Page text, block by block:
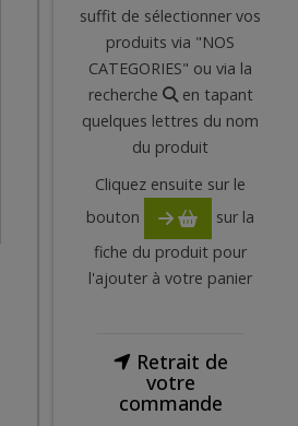
suffit de sélectionner vos
produits via "NOS
CATEGORIES" ou via la
recherche
en tapant
quelques lettres du nom
du produit
Cliquez ensuite sur le
bouton
sur la
fiche du produit pour
l'ajouter à votre panier
Retrait de
votre
commande